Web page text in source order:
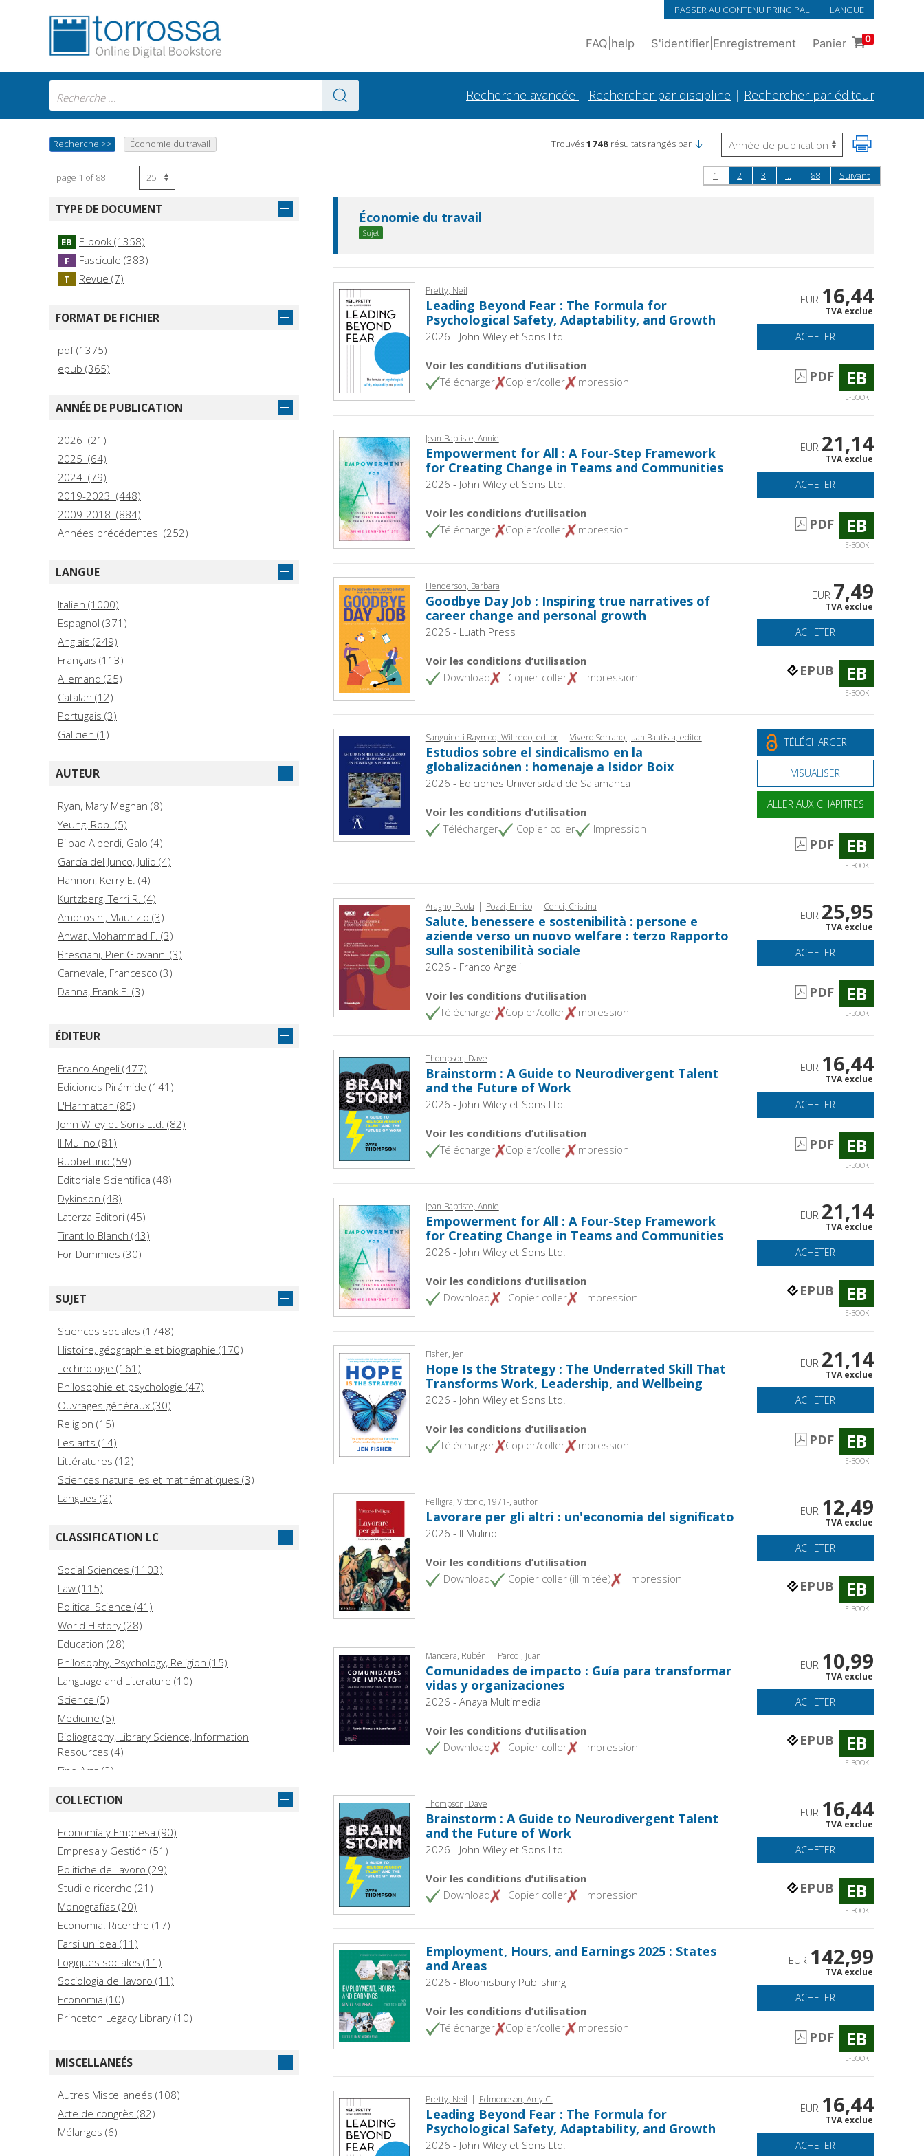
PASSER AU CONTENU PRINCIPAL LANGUE
FAQ help S'identifier Enregistrement Panier 0
Recherche avancée | Rechercher par discipline | Rechercher par éditeur
Recherche >> Économie du travail Trouvés1748 résultats rangés par
page 1 of 88 1 2 3 ... 88 Suivant
TYPE DE DOCUMENT
EB E-book (1358)
F Fascicule (383)
T Revue (7)
FORMAT DE FICHIER
pdf (1375)
epub (365)
ANNÉE DE PUBLICATION
2026 (21)
2025 (64)
2024 (79)
2019-2023 (448)
2009-2018 (884)
Années précédentes (252)
LANGUE
Italien (1000)
Espagnol (371)
Anglais (249)
Français (113)
Allemand (25)
Catalan (12)
Portugais (3)
Galicien (1)
AUTEUR
Ryan, Mary Meghan (8)
Yeung, Rob. (5)
Bilbao Alberdi, Galo (4)
García del Junco, Julio (4)
Hannon, Kerry E. (4)
Kurtzberg, Terri R. (4)
Ambrosini, Maurizio (3)
Anwar, Mohammad F. (3)
Bresciani, Pier Giovanni (3)
Carnevale, Francesco (3)
Danna, Frank E. (3)
Holmes, Andrew (3)
Mari, Giovanni, editor (3)
Mayer, Bernard S. (3)
Paz Sánchez, José Juan de. (3)
Pitre, Christopher J. (3)
Quemada Clariana, Enrique (3)
Saraceno, Chiara (3)
ÉDITEUR
Franco Angeli (477)
Ediciones Pirámide (141)
L'Harmattan (85)
John Wiley et Sons Ltd. (82)
Il Mulino (81)
Rubbettino (59)
Editoriale Scientifica (48)
Dykinson (48)
Laterza Editori (45)
Tirant lo Blanch (43)
For Dummies (30)
CLUEB (25)
Princeton University Press (24)
Firenze University Press (23)
Donzelli Editore (19)
Bloomsbury Publishing (18)
Viella (15)
Duncker & Humblot (13)
Key Editore (12)
SUJET
Sciences sociales (1748)
Histoire, géographie et biographie (170)
Technologie (161)
Philosophie et psychologie (47)
Ouvrages généraux (30)
Religion (15)
Les arts (14)
Littératures (12)
Sciences naturelles et mathématiques (3)
Langues (2)
CLASSIFICATION LC
Social Sciences (1103)
Law (115)
Political Science (41)
World History (28)
Education (28)
Philosophy, Psychology, Religion (15)
Language and Literature (10)
Science (5)
Medicine (5)
Bibliography, Library Science, Information
Resources (4)
Fine Arts (2)
History of the Americas (Local) (1)
Geography, Anthropology, Recreation (1)
Music (1)
Agriculture (1)
Naval Science (1)
COLLECTION
Economía y Empresa (90)
Empresa y Gestión (51)
Politiche del lavoro (29)
Studi e ricerche (21)
Monografías (20)
Economia. Ricerche (17)
Farsi un'idea (11)
Logiques sociales (11)
Sociologia del lavoro (11)
Economia (10)
Princeton Legacy Library (10)
Homenajes y congresos (9)
Ricerca (8)
Collectanea (7)
Diritto del lavoro nei sistemi giuridici nazionali,
MISCELLANEÉS
Autres Miscellaneés (108)
Acte de congrès (82)
Mélanges (6)
Économie du travail
Sujet
Pretty, Neil
Leading Beyond Fear : The Formula for
Psychological Safety, Adaptability, and Growth
2026 - John Wiley et Sons Ltd.
Voir les conditions d’utilisation
Télécharger
Copier/coller Impression
EUR 16,44
TVA exclue
ACHETER
PDF EB
E-BOOK
Jean-Baptiste, Annie
Empowerment for All : A Four-Step Framework
for Creating Change in Teams and Communities
2026 - John Wiley et Sons Ltd.
Voir les conditions d’utilisation
Télécharger
Copier/coller Impression
EUR 21,14
TVA exclue
ACHETER
PDF EB
E-BOOK
Henderson, Barbara
Goodbye Day Job : Inspiring true narratives of
career change and personal growth
2026 - Luath Press
Voir les conditions d’utilisation
Download
Copier coller Impression
EUR 7,49
TVA exclue
ACHETER
EPUB EB
E-BOOK
Sanguineti Raymod, Wilfredo, editor | Vivero Serrano, Juan Bautista, editor
Estudios sobre el sindicalismo en la
globalizaciónen : homenaje a Isidor Boix
2026 - Ediciones Universidad de Salamanca
Voir les conditions d’utilisation
Télécharger
Copier coller Impression
TÉLÉCHARGER
VISUALISER
ALLER AUX CHAPITRES
PDF EB
E-BOOK
Aragno, Paola | Pozzi, Enrico | Cenci, Cristina
Salute, benessere e sostenibilità : persone e
aziende verso un nuovo welfare : terzo Rapporto
sulla sostenibilità sociale
2026 - Franco Angeli
Voir les conditions d’utilisation
Télécharger
Copier/coller Impression
EUR 25,95
TVA exclue
ACHETER
PDF EB
E-BOOK
Thompson, Dave
Brainstorm : A Guide to Neurodivergent Talent
and the Future of Work
2026 - John Wiley et Sons Ltd.
Voir les conditions d’utilisation
Télécharger
Copier/coller Impression
EUR 16,44
TVA exclue
ACHETER
PDF EB
E-BOOK
Jean-Baptiste, Annie
Empowerment for All : A Four-Step Framework
for Creating Change in Teams and Communities
2026 - John Wiley et Sons Ltd.
Voir les conditions d’utilisation
Download
Copier coller Impression
EUR 21,14
TVA exclue
ACHETER
EPUB EB
E-BOOK
Fisher, Jen.
Hope Is the Strategy : The Underrated Skill That
Transforms Work, Leadership, and Wellbeing
2026 - John Wiley et Sons Ltd.
Voir les conditions d’utilisation
Télécharger
Copier/coller Impression
EUR 21,14
TVA exclue
ACHETER
PDF EB
E-BOOK
Pelligra, Vittorio, 1971-, author
Lavorare per gli altri : un'economia del significato
2026 - Il Mulino
Voir les conditions d’utilisation
Download
Copier coller (illimitée) Impression
EUR 12,49
TVA exclue
ACHETER
EPUB EB
E-BOOK
Mancera, Rubén | Parodi, Juan
Comunidades de impacto : Guía para transformar
vidas y organizaciones
2026 - Anaya Multimedia
Voir les conditions d’utilisation
Download
Copier coller Impression
EUR 10,99
TVA exclue
ACHETER
EPUB EB
E-BOOK
Thompson, Dave
Brainstorm : A Guide to Neurodivergent Talent
and the Future of Work
2026 - John Wiley et Sons Ltd.
Voir les conditions d’utilisation
Download
Copier coller Impression
EUR 16,44
TVA exclue
ACHETER
EPUB EB
E-BOOK
Employment, Hours, and Earnings 2025 : States
and Areas
2026 - Bloomsbury Publishing
Voir les conditions d’utilisation
Télécharger
Copier/coller Impression
EUR 142,99
TVA exclue
ACHETER
PDF EB
E-BOOK
Pretty, Neil | Edmondson, Amy C.
Leading Beyond Fear : The Formula for
Psychological Safety, Adaptability, and Growth
2026 - John Wiley et Sons Ltd.
EUR 16,44
TVA exclue
ACHETER